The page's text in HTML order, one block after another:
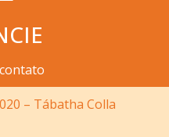
– Tábatha Colla